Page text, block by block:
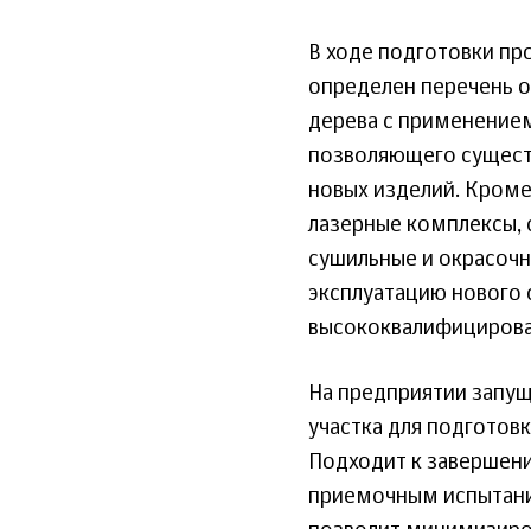
В ходе подготовки
определен перечень
дерева с
позволяющего
новых изделий.
лазерные
сушильные и
эксплуатацию
На предприятии
участка для
Подходит к
приемочным